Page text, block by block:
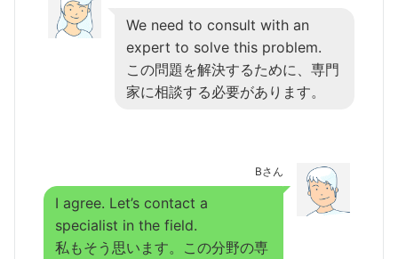
We need to consult with an
expert to solve this problem.
この問題を解決するために、専門
家に相談する必要があります。
Bさん
I agree. Let’s contact a
specialist in the field.
私もそう思います。この分野の専